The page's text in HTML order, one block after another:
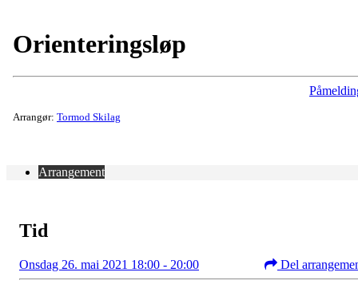
Orienteringsløp
Arrangør: Tormod Skilag
Arrangement
Tid
Onsdag 26. mai 2021 18:00 - 20:00 Del